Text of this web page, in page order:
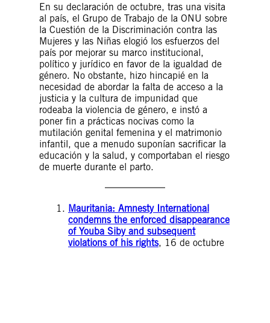
En su declaración de octubre, tras una visita
al país, el Grupo de Trabajo de la ONU sobre
la Cuestión de la Discriminación contra las
Mujeres y las Niñas elogió los esfuerzos del
país por mejorar su marco institucional,
político y jurídico en favor de la igualdad de
género. No obstante, hizo hincapié en la
necesidad de abordar la falta de acceso a la
justicia y la cultura de impunidad que
rodeaba la violencia de género, e instó a
poner fin a prácticas nocivas como la
mutilación genital femenina y el matrimonio
infantil, que a menudo suponían sacrificar la
educación y la salud, y comportaban el riesgo
de muerte durante el parto.
Mauritania: Amnesty International
condemns the enforced disappearance
of Youba Siby and subsequent
violations of his rights, 16 de octubre